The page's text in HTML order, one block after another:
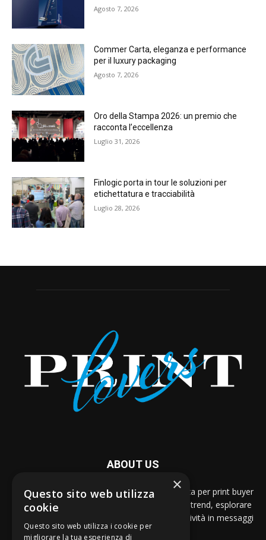
Agosto 7, 2026
Commer Carta, eleganza e performance
per il luxury packaging
Agosto 7, 2026
Oro della Stampa 2026: un premio che
racconta l’eccellenza
Luglio 31, 2026
Finlogic porta in tour le soluzioni per
etichettatura e tracciabilità
Luglio 28, 2026
ABOUT US
Dal 2005, PRINTlovers è la guida per eccellenza per print buyer
e designer che vogliono restare al passo con i trend, esplorare
nuove possibilità espressive e tradurre la creatività in messaggi
stampati di impatto.
×
Questo sito web utilizza
cookie
Questo sito web utilizza i cookie per
migliorare la tua esperienza di